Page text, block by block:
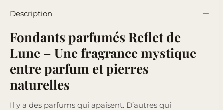
Description
Fondants parfumés Reflet de
Lune – Une fragrance mystique
entre parfum et pierres
naturelles
Il y a des parfums qui apaisent. D’autres qui